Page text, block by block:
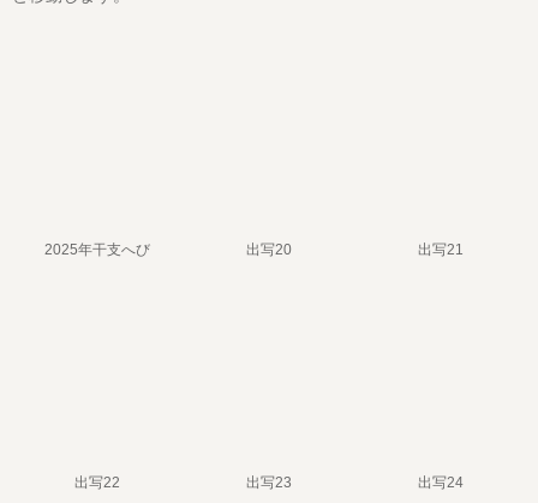
2025年干支へび 出写20 出写21
出写22 出写23 出写24